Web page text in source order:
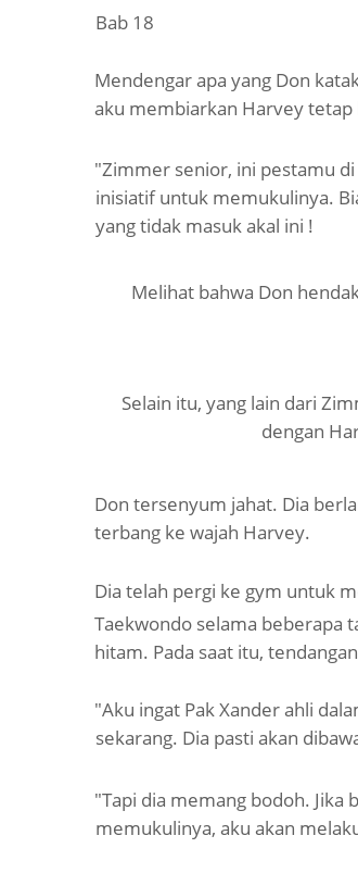
Bab 18
Mendengar apa yang Don
aku membiarkan Harvey
"Zimmer senior, ini pestamu
inisiatif untuk memukulinya.
yang tidak masuk akal ini !
Melihat bahwa Don
Selain itu, yang lain dari
dengan
Don tersenyum jahat. Dia
terbang ke wajah Harvey.
Dia telah pergi ke gym untuk
Taekwondo selama beberapa
hitam. Pada saat itu,
"Aku ingat Pak Xander ahli
sekarang. Dia pasti akan
"Tapi dia memang bodoh. Jika
memukulinya, aku akan